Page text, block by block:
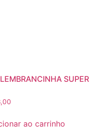
SUPER
ao carrinho